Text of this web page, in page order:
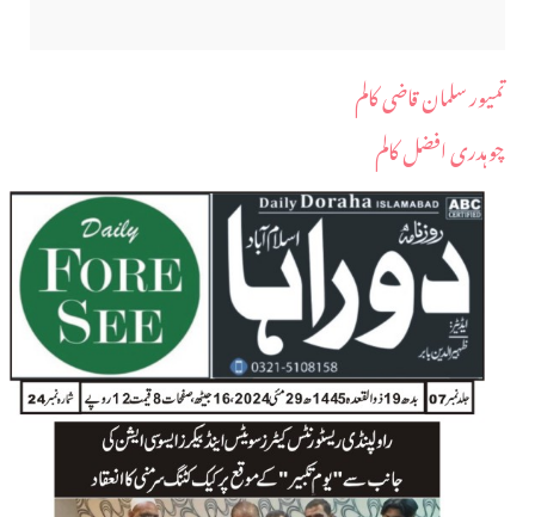
تمیور سلمان قاضی کالم
چوہدری افضل کالم